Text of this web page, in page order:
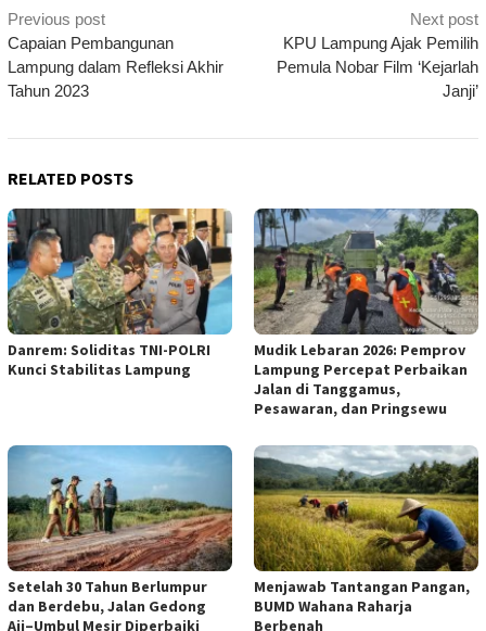
Post
navigation
Previous post
Capaian Pembangunan
Lampung dalam Refleksi Akhir
Tahun 2023
Next post
KPU Lampung Ajak Pemilih
Pemula Nobar Film ‘Kejarlah
Janji’
RELATED POSTS
Danrem: Soliditas TNI-POLRI
Kunci Stabilitas Lampung
Mudik Lebaran 2026: Pemprov
Lampung Percepat Perbaikan
Jalan di Tanggamus,
Pesawaran, dan Pringsewu
Setelah 30 Tahun Berlumpur
dan Berdebu, Jalan Gedong
Aji–Umbul Mesir Diperbaiki
Menjawab Tantangan Pangan,
BUMD Wahana Raharja
Berbenah